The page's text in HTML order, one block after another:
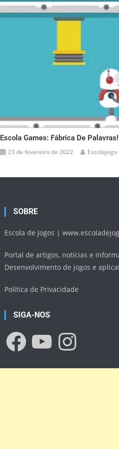
Escola Games: Fábrica De Palavras!
23 de fevereiro de 2022 Escolajogo
SOBRE
Escola de Jogos |
Portal de artigos, notícias e
Desenvolvimento de jogos e
Política de Privacidade
SIGA-NOS